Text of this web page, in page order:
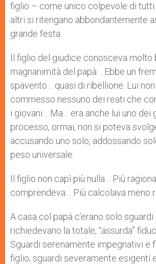
figlio – come unico colpevole di
altri si ritengano abbondantemente
grande festa.
Il figlio del giudice conosceva molto
magnanimità del papà… Ebbe un
spavento… quasi di ribellione. Lui
commesso nessuno dei reati che
i giovani… Ma… era anche lui uno dei
processo, ormai, non si poteva
accusando uno solo, addossando
peso universale.
Il figlio non capì più nulla… Più
comprendeva… Più calcolava meno
A casa col papà c’erano solo sguardi
richiedevano la totale, “assurda”
Sguardi serenamente impegnativi e
figlio; sguardi severamente esigenti